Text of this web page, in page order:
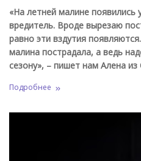
«На летней малине
вредитель. Вроде вырезаю
равно эти вздутия
малина пострадала, а ведь
сезону», – пишет нам Алена из
Подробнее